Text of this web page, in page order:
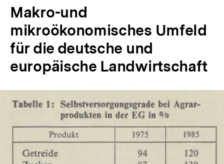
Makro-und
mikroökonomisches Umfeld
für die deutsche und
europäische Landwirtschaft